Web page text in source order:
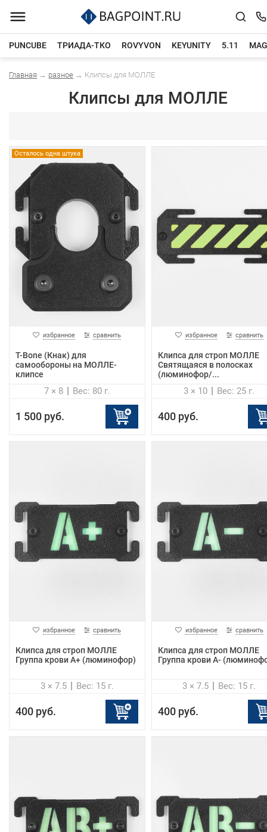
PUNCUBE ТРИАДА-ТКО ROVYVON KEYUNITY 5.11
Каталог товаров
Главная → разное → Клипсы для МОЛЛЕ
Клипсы для МОЛЛЕ
Осталось одна штука
избранное сравнить
T-Bone (Кнак) для
самообороны на МОЛЛЕ-
клипсе
7 × 8 Вес: 80 г.
1 500 руб.
избранное сравнить
Клипса для строп МОЛЛЕ
Святящаяся в полосках
(люминофор/...
3 × 10 Вес: 25 г.
400 руб.
избранное сравнить
Клипса для строп МОЛЛЕ
Группа крови A+ (люминофор)
3 × 7.5 Вес: 15 г.
400 руб.
избранное сравнить
Клипса для строп МОЛЛЕ
Группа крови A-
3 × 7.5 Вес: 15 г.
400 руб.